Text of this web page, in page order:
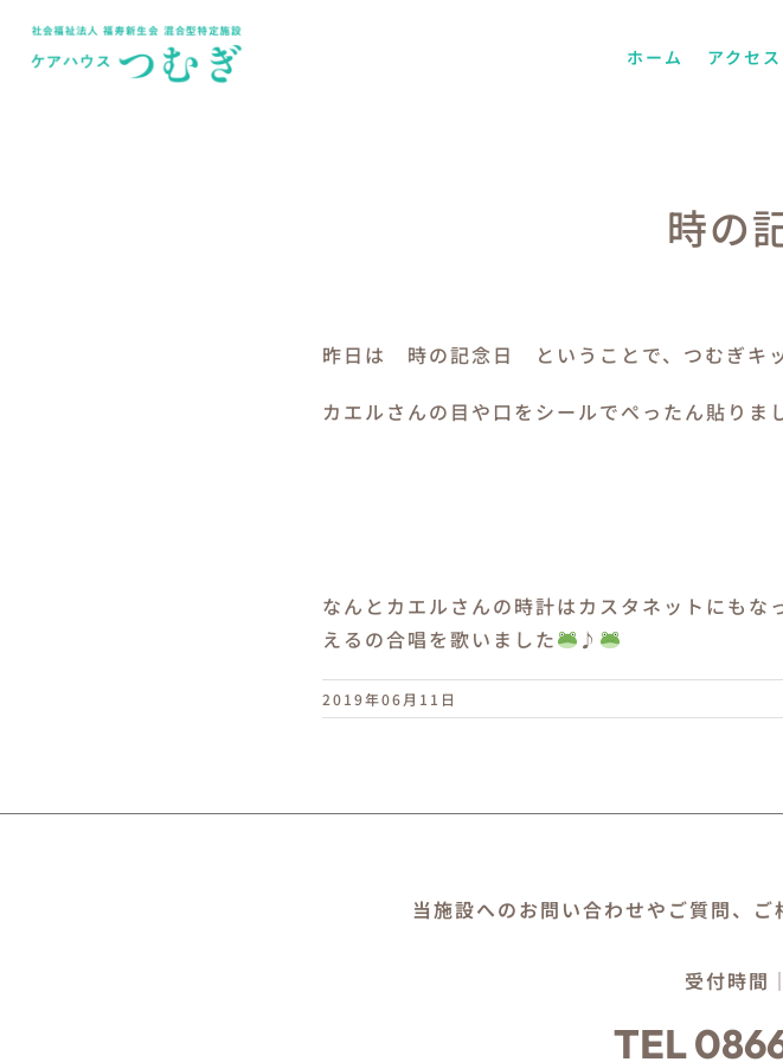
ホーム アクセス
時の
昨日は 時の記念日 ということで、つむぎキ
カエルさんの目や口をシールでぺったん貼りま
なんとカエルさんの時計はカスタネットにも
えるの合唱を歌いました
♪
2019年06月11日
当施設へのお問い合わせやご質問、ご
受付時間
TEL